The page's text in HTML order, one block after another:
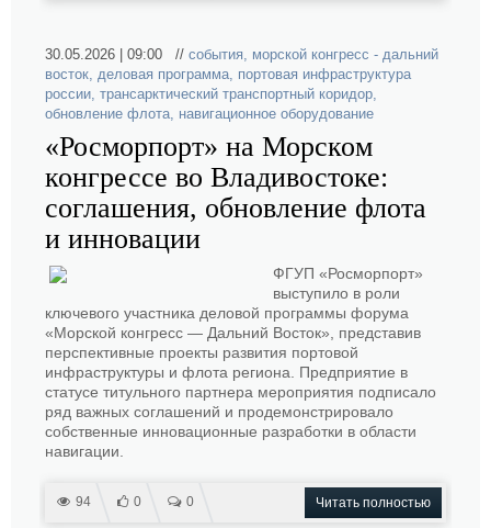
30.05.2026 | 09:00 // события, морской конгресс - дальний
восток, деловая программа, портовая инфраструктура
россии, трансарктический транспортный коридор,
обновление флота, навигационное оборудование
«Росморпорт» на Морском
конгрессе во Владивостоке:
соглашения, обновление флота
и инновации
ФГУП «Росморпорт»
выступило в роли
ключевого участника деловой программы форума
«Морской конгресс — Дальний Восток», представив
перспективные проекты развития портовой
инфраструктуры и флота региона. Предприятие в
статусе титульного партнера мероприятия подписало
ряд важных соглашений и продемонстрировало
собственные инновационные разработки в области
навигации.
94 0 0 Читать полностью